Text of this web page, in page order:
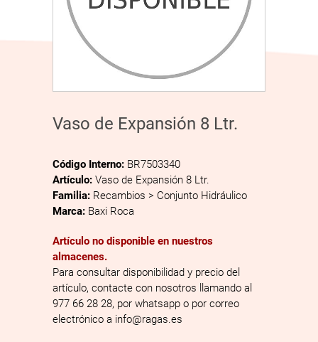
Vaso de Expansión 8 Ltr.
Código Interno: BR7503340
Artículo: Vaso de Expansión 8 Ltr.
Familia: Recambios > Conjunto Hidráulico
Marca: Baxi Roca
Artículo no disponible en nuestros
almacenes.
Para consultar disponibilidad y precio del
artículo, contacte con nosotros llamando al
977 66 28 28, por whatsapp o por correo
electrónico a info@ragas.es